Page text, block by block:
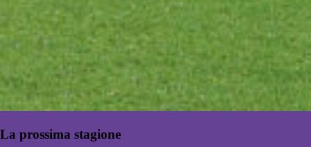
La prossima stagione